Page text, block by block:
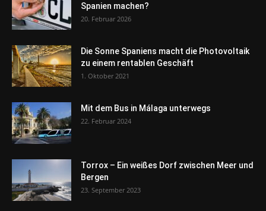
Spanien machen?
20. Februar 2026
Die Sonne Spaniens macht die Photovoltaik
zu einem rentablen Geschäft
1. Oktober 2021
Mit dem Bus in Málaga unterwegs
22. Februar 2024
Torrox – Ein weißes Dorf zwischen Meer und
Bergen
23. September 2023